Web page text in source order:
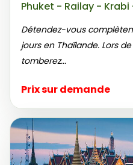
Phuket - Railay -
Détendez-vous
jours en Thaïlande. Lors
tomberez...
Prix sur demande